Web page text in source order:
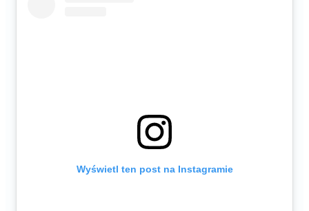
Wyświetl ten post na Instagramie